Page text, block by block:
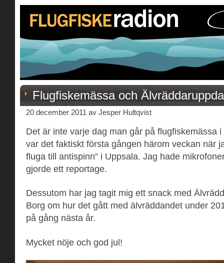
Flugfiskemässa och
20 december 2011 av Jesper Hultqvist
Det är inte varje dag man går på flugfiskemässa
var det faktiskt första gången härom veckan när
fluga till antispinn” i Uppsala. Jag hade
gjorde ett reportage.
Dessutom har jag tagit mig ett snack med
Borg om hur det gått med älvräddandet under
på gång nästa år.
Mycket nöje och god jul!